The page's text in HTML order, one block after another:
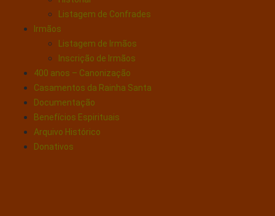
Listagem de Confrades
Irmãos
Listagem de Irmãos
Inscrição de Irmãos
400 anos – Canonização
Casamentos da Rainha Santa
Documentação
Benefícios Espirituais
Arquivo Histórico
Donativos